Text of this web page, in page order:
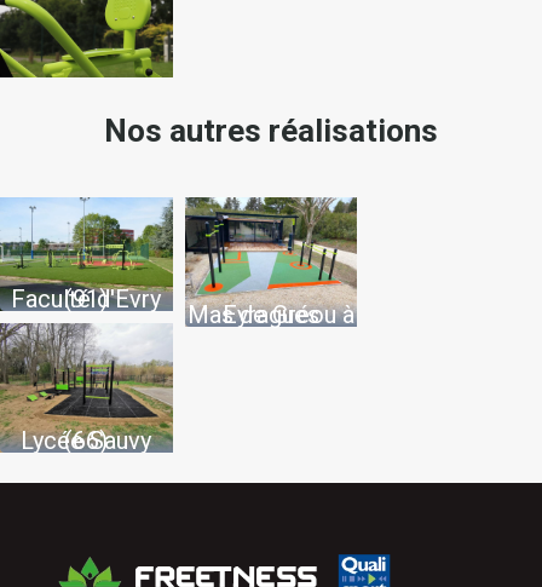
Nos autres réalisations
Faculté d'Evry (91)
Lycée Sauvy (66)
Mas de Gréou à Eyragues